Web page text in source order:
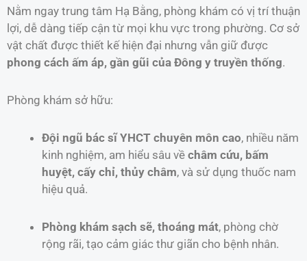
Nằm ngay trung tâm Hạ Bằng, phòng khám có vị trí thuận
lợi, dễ dàng tiếp cận từ mọi khu vực trong phường. Cơ sở
vật chất được thiết kế hiện đại nhưng vẫn giữ được
phong cách ấm áp, gần gũi của Đông y truyền thống.
Phòng khám sở hữu:
Đội ngũ bác sĩ YHCT chuyên môn cao, nhiều năm
kinh nghiệm, am hiểu sâu về châm cứu, bấm
huyệt, cấy chỉ, thủy châm, và sử dụng thuốc nam
hiệu quả.
Phòng khám sạch sẽ, thoáng mát, phòng chờ
rộng rãi, tạo cảm giác thư giãn cho bệnh nhân.